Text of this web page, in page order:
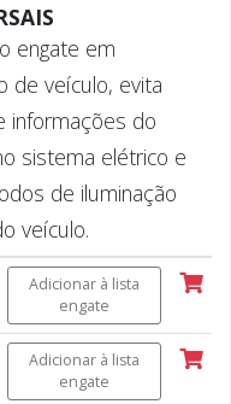
engate em
de veículo, evita
informações do
sistema elétrico e
de iluminação
veículo.
Adicionar à lista
engate
Adicionar à lista
engate